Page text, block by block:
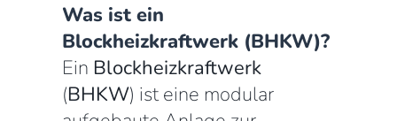
Was ist ein
Blockheizkraftwerk (BHKW)?
Ein Blockheizkraftwerk
(BHKW) ist eine modular